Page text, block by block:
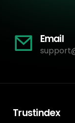
Email
Trustindex